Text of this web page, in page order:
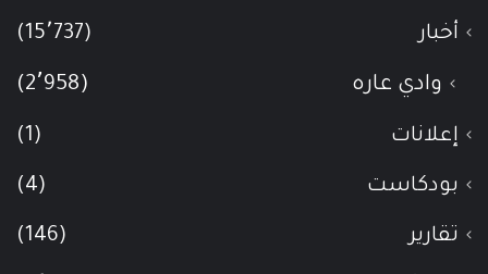
أخبار (15٬737)
وادي عاره (2٬958)
إعلانات (1)
بودكاست (4)
تقارير (146)